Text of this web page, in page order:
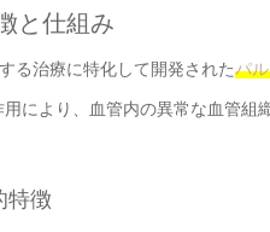
と仕組み
る治療に特化して開発されたパ
により、血管内の異常な血管組
特徴